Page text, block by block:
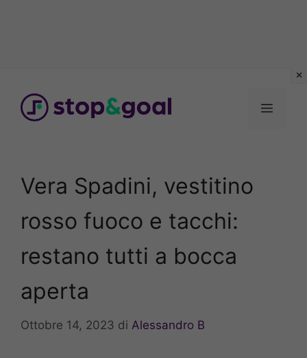
contenuto
Menu
Vera Spadini, vestitino
rosso fuoco e tacchi:
restano tutti a bocca
aperta
Ottobre 14, 2023 di Alessandro B